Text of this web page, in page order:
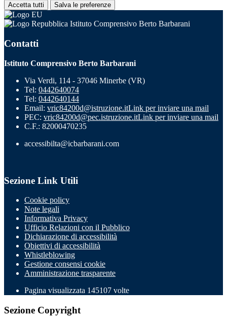
Accetta tutti Salva le preferenze
Istituto Comprensivo Berto Barbarani
Contatti
Istituto Comprensivo Berto Barbarani
Via Verdi, 114 - 37046 Minerbe (VR)
Tel: 0442640074
Tel: 0442640144
Email: vric84200d@istruzione.itLink per inviare una mail
PEC: vric84200d@pec.istruzione.itLink per inviare una mail
C.F.: 82000470235
accessibilta@icbarbarani.com
Sezione Link Utili
Cookie policy
Note legali
Informativa Privacy
Ufficio Relazioni con il Pubblico
Dichiarazione di accessibilità
Obiettivi di accessibilità
Whistleblowing
Gestione consensi cookie
Amministrazione trasparente
Pagina visualizzata 145107 volte
Sezione Copyright